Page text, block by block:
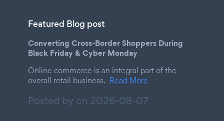
Featured Blog post
Converting Cross-Border Shoppers During
Black Friday & Cyber Monday
Online commerce is an integral part of the
overall retail business. Read More
Posted by on 2026-08-07